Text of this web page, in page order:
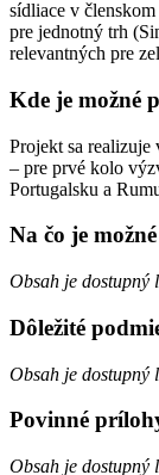
sídliace v
pre jednotný trh
relevantných pre
Kde je možné
Projekt sa
– pre prvé kolo
Portugalsku a
Na čo je
Obsah je dostupný
Dôležité
Obsah je dostupný
Povinné
Obsah je dostupný